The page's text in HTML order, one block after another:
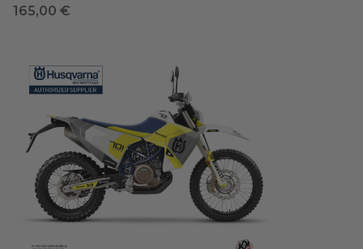
165,00 €